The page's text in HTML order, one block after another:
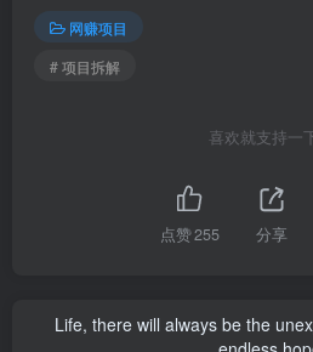
网赚项目
# 项目拆解
喜欢就支持一
点赞255 分享
Life, there will always be the